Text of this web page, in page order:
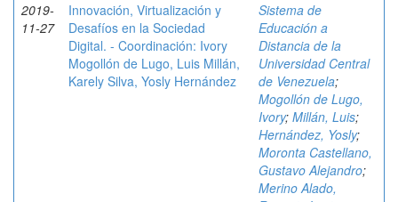
2019-
11-27
Innovación, Virtualización y
Desafíos en la Sociedad
Digital. - Coordinación: Ivory
Mogollón de Lugo, Luis Millán,
Karely Silva, Yosly Hernández
Sistema de
Educación a
Distancia de la
Universidad Central
de Venezuela;
Mogollón de Lugo,
Ivory; Millán, Luis;
Hernández, Yosly;
Moronta Castellano,
Gustavo Alejandro;
Merino Alado,